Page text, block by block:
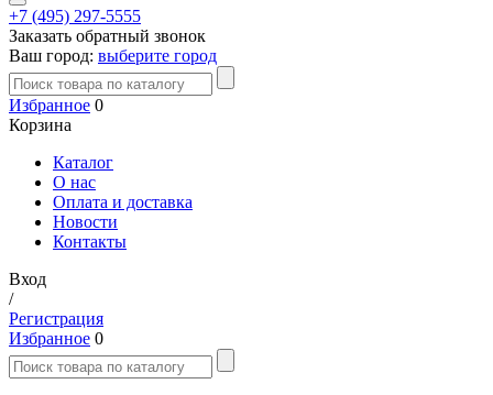
+7 (495) 297-5555
Заказать обратный звонок
Ваш город: выберите город
Избранное 0
Корзина
Каталог
О нас
Оплата и доставка
Новости
Контакты
Вход
/
Регистрация
Избранное 0